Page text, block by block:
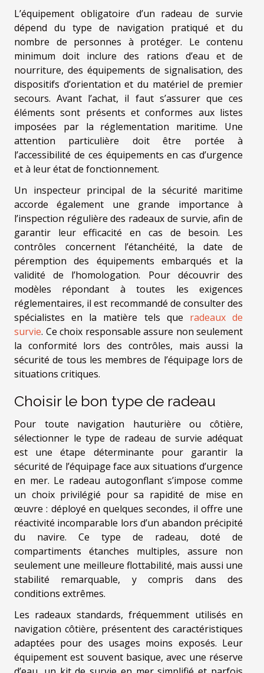
L’équipement obligatoire d’un radeau de survie
dépend du type de navigation pratiqué et du
nombre de personnes à protéger. Le contenu
minimum doit inclure des rations d’eau et de
nourriture, des équipements de signalisation, des
dispositifs d’orientation et du matériel de premier
secours. Avant l’achat, il faut s’assurer que ces
éléments sont présents et conformes aux listes
imposées par la réglementation maritime. Une
attention particulière doit être portée à
l’accessibilité de ces équipements en cas d’urgence
et à leur état de fonctionnement.
Un inspecteur principal de la sécurité maritime
accorde également une grande importance à
l’inspection régulière des radeaux de survie, afin de
garantir leur efficacité en cas de besoin. Les
contrôles concernent l’étanchéité, la date de
péremption des équipements embarqués et la
validité de l’homologation. Pour découvrir des
modèles répondant à toutes les exigences
réglementaires, il est recommandé de consulter des
spécialistes en la matière tels que radeaux de
survie. Ce choix responsable assure non seulement
la conformité lors des contrôles, mais aussi la
sécurité de tous les membres de l’équipage lors de
situations critiques.
Choisir le bon type de radeau
Pour toute navigation hauturière ou côtière,
sélectionner le type de radeau de survie adéquat
est une étape déterminante pour garantir la
sécurité de l’équipage face aux situations d’urgence
en mer. Le radeau autogonflant s’impose comme
un choix privilégié pour sa rapidité de mise en
œuvre : déployé en quelques secondes, il offre une
réactivité incomparable lors d’un abandon précipité
du navire. Ce type de radeau, doté de
compartiments étanches multiples, assure non
seulement une meilleure flottabilité, mais aussi une
stabilité remarquable, y compris dans des
conditions extrêmes.
Les radeaux standards, fréquemment utilisés en
navigation côtière, présentent des caractéristiques
adaptées pour des usages moins exposés. Leur
équipement est souvent basique, avec une réserve